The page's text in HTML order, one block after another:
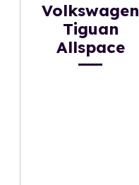
Volkswagen
Tiguan
Allspace